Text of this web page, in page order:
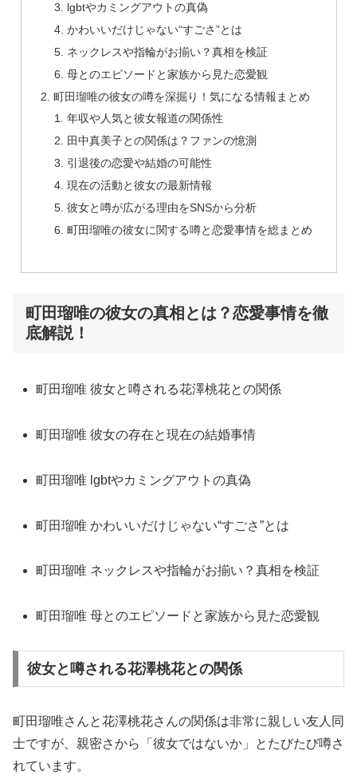
lgbtやカミングアウトの真偽
かわいいだけじゃない“すごさ”とは
ネックレスや指輪がお揃い？真相を検証
母とのエピソードと家族から見た恋愛観
町田瑠唯の彼女の噂を深掘り！気になる情報まとめ
年収や人気と彼女報道の関係性
田中真美子との関係は？ファンの憶測
引退後の恋愛や結婚の可能性
現在の活動と彼女の最新情報
彼女と噂が広がる理由をSNSから分析
町田瑠唯の彼女に関する噂と恋愛事情を総まとめ
町田瑠唯の彼女の真相とは？恋愛事情を徹
底解説！
町田瑠唯 彼女と噂される花澤桃花との関係
町田瑠唯 彼女の存在と現在の結婚事情
町田瑠唯 lgbtやカミングアウトの真偽
町田瑠唯 かわいいだけじゃない“すごさ”とは
町田瑠唯 ネックレスや指輪がお揃い？真相を検証
町田瑠唯 母とのエピソードと家族から見た恋愛観
彼女と噂される花澤桃花との関係
町田瑠唯さんと花澤桃花さんの関係は非常に親しい友人同
士ですが、親密さから「彼女ではないか」とたびたび噂さ
れています。